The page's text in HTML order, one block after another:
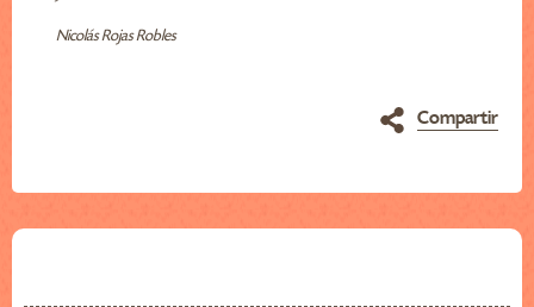
Nicolás Rojas Robles
Compartir